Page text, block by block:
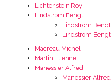
Lichtenstein Roy
Lindström Bengt
Lindström Bengt
Lindström Bengt
Macreau Michel
Martin Etienne
Manessier Alfred
Manessier Alfred